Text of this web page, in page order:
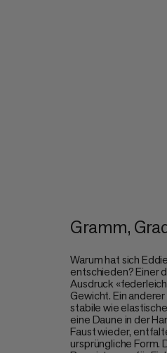
Gramm,
Warum hat sich
entschieden? Einer
Ausdruck
Gewicht. Ein
stabile wie
eine Daune in der
Faust wieder,
ursprüngliche Form.